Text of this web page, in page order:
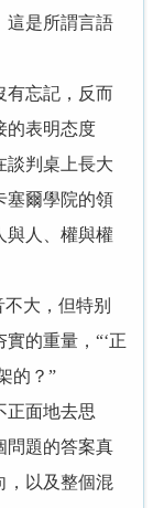
這是所謂言語
忘記，反而
的表明态度
判桌上長大
塞爾學院的領
與人、權與權
大，但特别
的重量，“‘正
的？”
正面地去思
問題的答案真
，以及整個混